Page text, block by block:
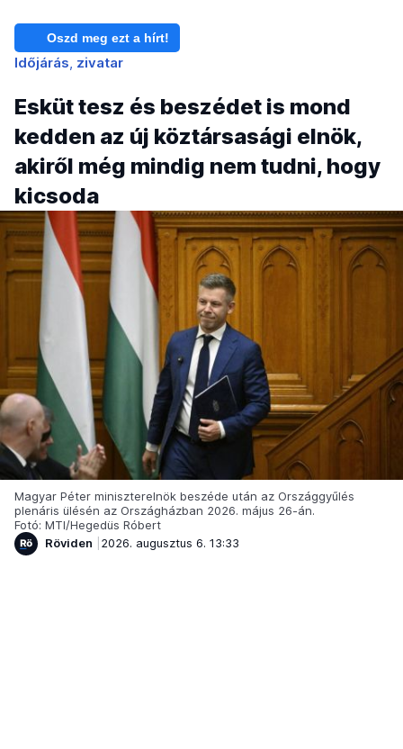
Oszd meg ezt a hírt!
Időjárás zivatar
Esküt tesz és beszédet is mond
kedden az új köztársasági elnök,
akiről még mindig nem tudni, hogy
kicsoda
Magyar Péter miniszterelnök beszéde után az Országgyűlés
plenáris ülésén az Országházban 2026. május 26-án.
Fotó: MTI/Hegedüs Róbert
Röviden
2026. augusztus 6. 13:33